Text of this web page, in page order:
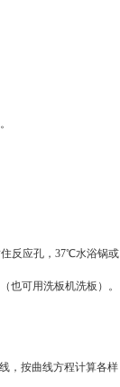
反应孔，37℃水浴锅或
也可用洗板机洗板）。
，按曲线方程计算各样